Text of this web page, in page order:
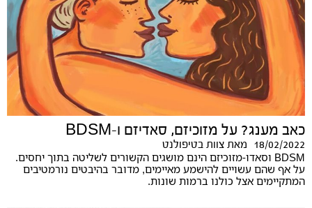
כאב מענג? על מזוכיזם, סאדיזם ו-BDSM
18/02/2022 מאת צוות בטיפולנט
BDSM וסאדו-מזוכיזם הינם מושגים הקשורים לשליטה בתוך יחסים.
על אף שהם עשויים להישמע מאיימים, מדובר בהיבטים נורמטיבים
המתקיימים אצל כולנו ברמות שונות.